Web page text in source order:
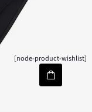
[node-product-wishlist]